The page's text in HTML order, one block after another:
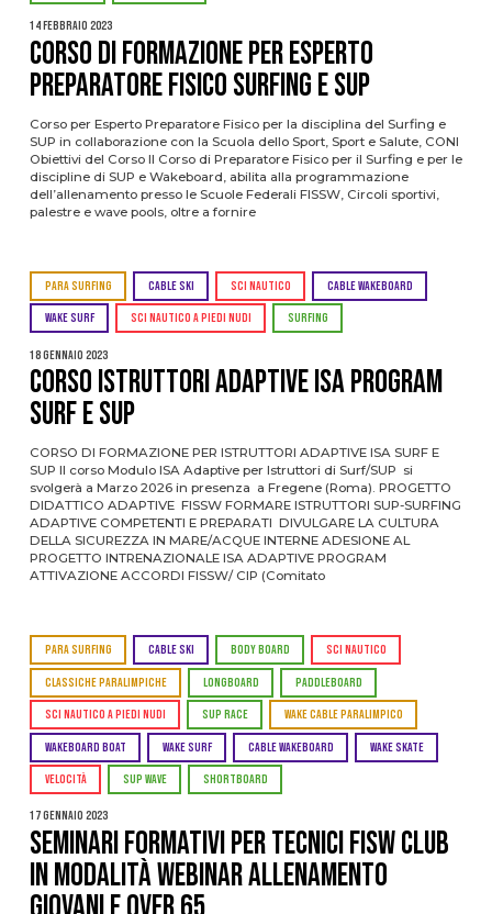
14 Febbraio 2023
Corso di Formazione per Esperto
Preparatore Fisico Surfing e SUP
Corso per Esperto Preparatore Fisico per la disciplina del Surfing e
SUP in collaborazione con la Scuola dello Sport, Sport e Salute, CONI
Obiettivi del Corso Il Corso di Preparatore Fisico per il Surfing e per le
discipline di SUP e Wakeboard, abilita alla programmazione
dell’allenamento presso le Scuole Federali FISSW, Circoli sportivi,
palestre e wave pools, oltre a fornire
PARA SURFING CABLE SKI SCI NAUTICO CABLE WAKEBOARD
WAKE SURF SCI NAUTICO A PIEDI NUDI SURFING
18 Gennaio 2023
CORSO ISTRUTTORI ADAPTIVE ISA PROGRAM
SURF E SUP
CORSO DI FORMAZIONE PER ISTRUTTORI ADAPTIVE ISA SURF E
SUP Il corso Modulo ISA Adaptive per Istruttori di Surf/SUP si
svolgerà a Marzo 2026 in presenza a Fregene (Roma). PROGETTO
DIDATTICO ADAPTIVE FISSW FORMARE ISTRUTTORI SUP-SURFING
ADAPTIVE COMPETENTI E PREPARATI DIVULGARE LA CULTURA
DELLA SICUREZZA IN MARE/ACQUE INTERNE ADESIONE AL
PROGETTO INTRENAZIONALE ISA ADAPTIVE PROGRAM
ATTIVAZIONE ACCORDI FISSW/ CIP (Comitato
PARA SURFING CABLE SKI BODY BOARD SCI NAUTICO
CLASSICHE PARALIMPICHE LONGBOARD PADDLEBOARD
SCI NAUTICO A PIEDI NUDI SUP RACE WAKE CABLE PARALIMPICO
WAKEBOARD BOAT WAKE SURF CABLE WAKEBOARD WAKE SKATE
VELOCITÀ SUP WAVE SHORTBOARD
17 Gennaio 2023
Seminari Formativi per Tecnici FISW Club
in modalità webinar Allenamento